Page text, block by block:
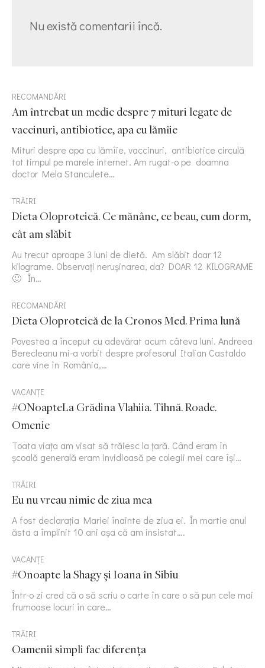
Nu există comentarii încă.
RECOMANDĂRI
Am întrebat un medic despre 7 mituri legate de
vaccinuri, antibiotice, apa cu lămîie
Mituri despre apa cu lămîie, vaccinuri, antibiotice circulă
tot timpul pe marele internet. Am rugat-o pe doamna
doctor Mela Stanculete…
TRĂIRI
Dieta Oloproteică. Ce mănânc, ce beau, cum dorm,
cât am slăbit
Au trecut aproape 3 luni de dietă. Am slăbit doar 12
kilograme. Observați nerușinarea, da? DOAR 12 KILOGRAME
🙂 În…
RECOMANDĂRI
Dieta Oloproteică de la Cronos Med. Prima lună
Povestea a început cu adevărat acum câteva luni. Andreea
Berecleanu mi-a vorbit despre profesorul Italian Castaldo
care vine în România,…
VACANȚE
#ONoapteLa Grădina Vlahiia. Tihnă. Roade.
Omenie
Toata viața am visat să trăiesc la țară. Când eram în
școală generală eram invidioasă pe colegii mei care își…
TRĂIRI
Eu nu vreau nimic de ziua mea
A fost declarația Mariei înainte de ziua ei. În martie anul
ăsta a împlinit 10 ani așa că am insistat….
VACANȚE
#Onoapte la Shagy și Ioana în Sibiu
Într-o zi cred că o să scriu o carte în care o să pun cele mai
frumoase locuri în care…
TRĂIRI
Oamenii simpli fac diferența